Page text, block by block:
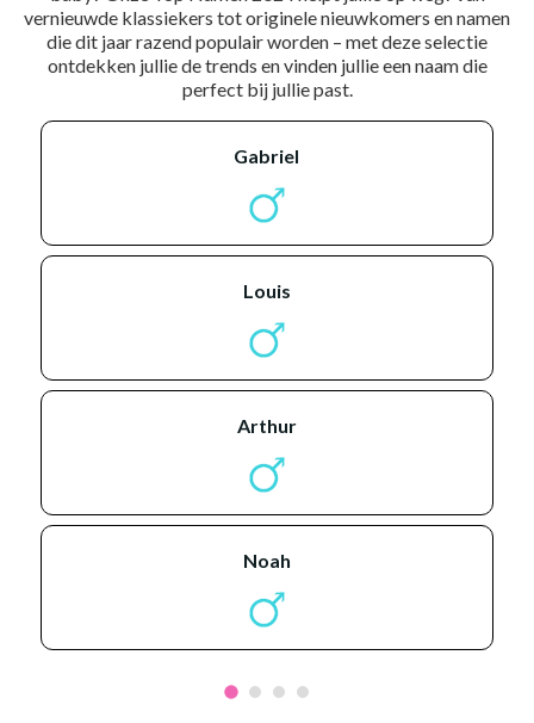
vernieuwde klassiekers tot originele nieuwkomers en namen
die dit jaar razend populair worden – met deze selectie
ontdekken jullie de trends en vinden jullie een naam die
perfect bij jullie past.
gabriel
louis
arthur
noah